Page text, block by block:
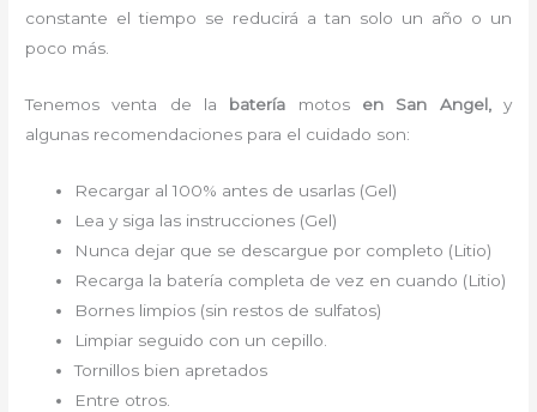
constante el tiempo se reducirá a tan solo un año o un
poco más.
Tenemosventa de la batería motosen San Angel, y
algunas recomendaciones para el cuidado son:
Recargar al 100% antes de usarlas (Gel)
Lea y siga las instrucciones (Gel)
Nunca dejar que se descargue por completo (Litio)
Recarga la batería completa de vez en cuando (Litio)
Bornes limpios (sin restos de sulfatos)
Limpiar seguido con un cepillo.
Tornillos bien apretados
Entre otros.